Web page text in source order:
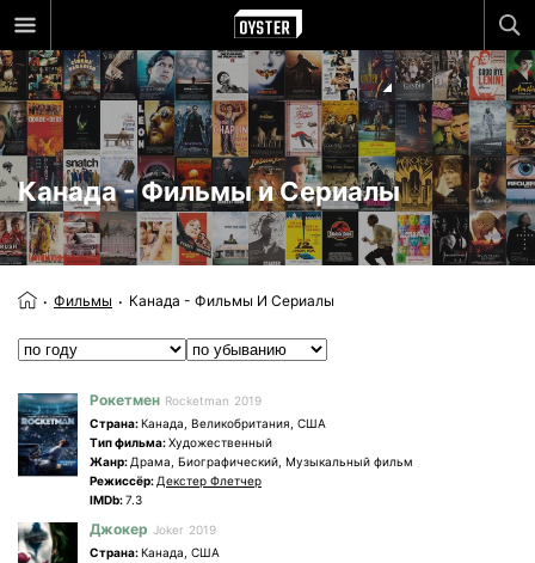
Канада - Фильмы и Сериалы
Фильмы Канада - Фильмы И Сериалы
Рокетмен Rocketman 2019
Страна:Канада, Великобритания, США
Tип фильма:Художественный
Жанр: Драма, Биографический, Музыкальный фильм
Режиссёр: Декстер Флетчер
IMDb:7.3
Джокер Joker 2019
Страна:Канада, США